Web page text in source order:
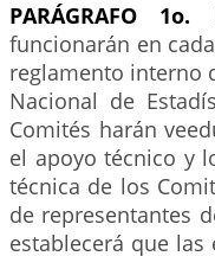
PARÁGRAFO 1o.
funcionarán en
reglamento interno
Nacional de
Comités harán
el apoyo técnico y
técnica de los
de representantes
establecerá que